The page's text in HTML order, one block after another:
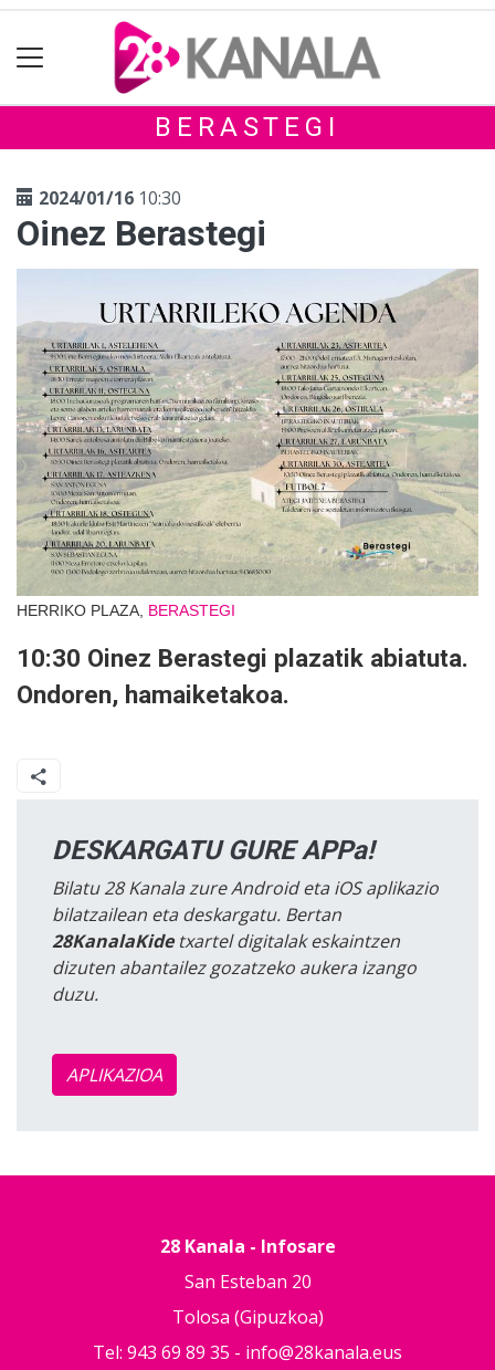
BERASTEGI
2024/01/16 10:30
Oinez Berastegi
HERRIKO PLAZA, BERASTEGI
10:30 Oinez Berastegi plazatik abiatuta.
Ondoren, hamaiketakoa.
DESKARGATU GURE APPa!
Bilatu 28 Kanala zure Android eta iOS aplikazio
bilatzailean eta deskargatu. Bertan
28KanalaKidetxartel digitalak eskaintzen
dizuten abantailez gozatzeko aukera izango
duzu.
APLIKAZIOA
28 Kanala - Infosare
San Esteban 20
Tolosa (Gipuzkoa)
Tel: 943 69 89 35 - info@28kanala.eus